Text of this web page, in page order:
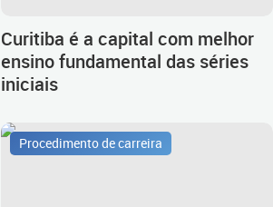
Curitiba é a capital com melhor
ensino fundamental das séries
iniciais
Procedimento de carreira